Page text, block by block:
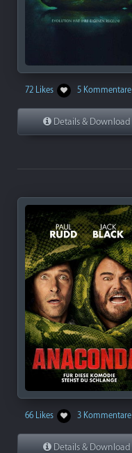
72 Likes 5 Kommentare
Details & Download
66 Likes 3 Kommentare
Details & Download